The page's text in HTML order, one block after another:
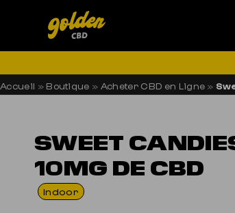
Accueil » Boutique » Acheter CBD en Ligne »
SWEET
10MG DE CBD
Indoor